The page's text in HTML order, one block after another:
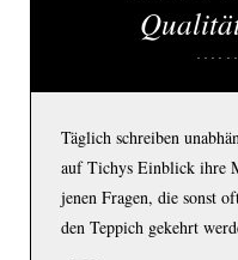
Täglich schreiben
auf Tichys Einblick ihre
jenen Fragen, die sonst
den Teppich gekehrt